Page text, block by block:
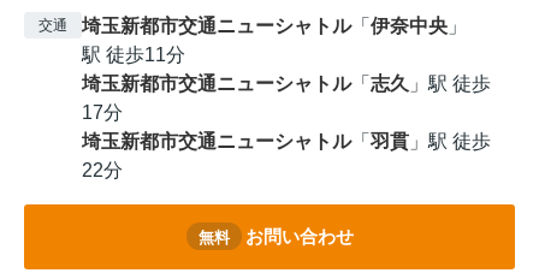
交通 埼玉新都市交通ニューシャトル「 伊奈中央 」
駅 徒歩11分
埼玉新都市交通ニューシャトル「 志久 」駅 徒歩
17分
埼玉新都市交通ニューシャトル「 羽貫 」駅 徒歩
22分
無料 お問い合わせ